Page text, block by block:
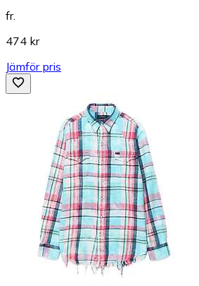
fr.
474 kr
Jämför pris